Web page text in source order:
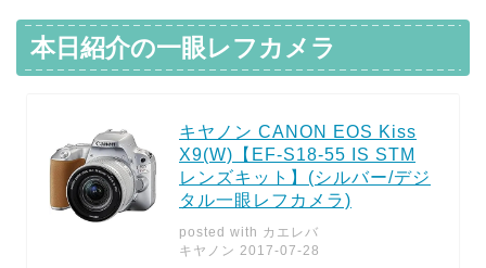
本日紹介の一眼レフカメラ
キヤノン CANON EOS Kiss
X9(W)【EF-S18-55 IS STM
レンズキット】(シルバー/デジ
タル一眼レフカメラ)
posted with カエレバ
キヤノン 2017-07-28